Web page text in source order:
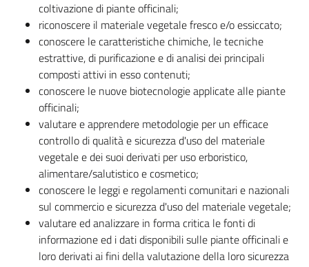
coltivazione di piante officinali;
riconoscere il materiale vegetale fresco e/o essiccato;
conoscere le caratteristiche chimiche, le tecniche
estrattive, di purificazione e di analisi dei principali
composti attivi in esso contenuti;
conoscere le nuove biotecnologie applicate alle piante
officinali;
valutare e apprendere metodologie per un efficace
controllo di qualità e sicurezza d'uso del materiale
vegetale e dei suoi derivati per uso erboristico,
alimentare/salutistico e cosmetico;
conoscere le leggi e regolamenti comunitari e nazionali
sul commercio e sicurezza d'uso del materiale vegetale;
valutare ed analizzare in forma critica le fonti di
informazione ed i dati disponibili sulle piante officinali e
loro derivati ai fini della valutazione della loro sicurezza